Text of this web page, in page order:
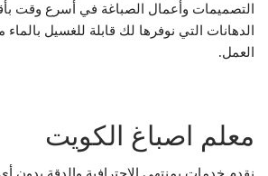
التصميمات وأعمال الصباغة في أسرع وقت
الدهانات التي نوفرها لك قابلة للغسيل
العمل.
معلم اصباغ الكويت
نقدم خدمات بمنتهى الاحترافية والدقة بدون